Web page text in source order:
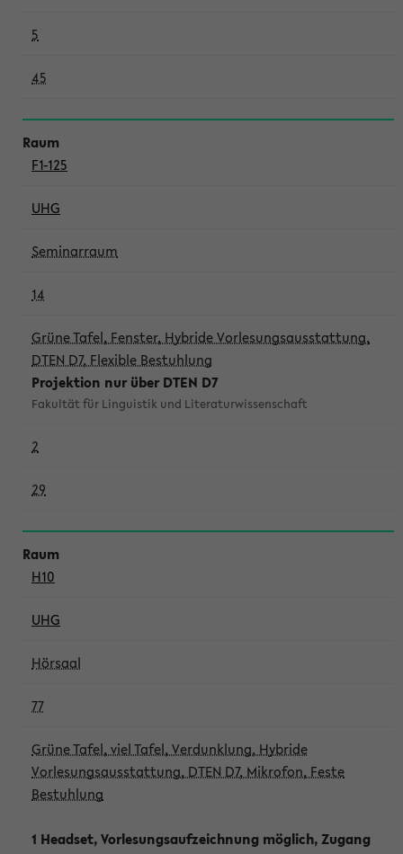
5
45
F1-125
UHG
Seminarraum
14
Grüne Tafel, Fenster, Hybride Vorlesungsausstattung,
DTEN D7, Flexible Bestuhlung
Projektion nur über DTEN D7
Fakultät für Linguistik und Literaturwissenschaft
2
29
H10
UHG
Hörsaal
77
Grüne Tafel, viel Tafel, Verdunklung, Hybride
Vorlesungsausstattung, DTEN D7, Mikrofon, Feste
Bestuhlung
1 Headset, Vorlesungsaufzeichnung möglich, Zugang